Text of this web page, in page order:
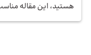
هستید، این مقاله